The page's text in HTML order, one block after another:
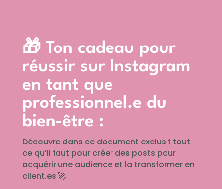
🎁 Ton cadeau pour
réussir sur Instagram
en tant que
professionnel.e du
bien-être :
Découvre dans ce document exclusif tout
ce qu’il faut pour créer des posts pour
acquérir une audience et la transformer en
client.es 🚀